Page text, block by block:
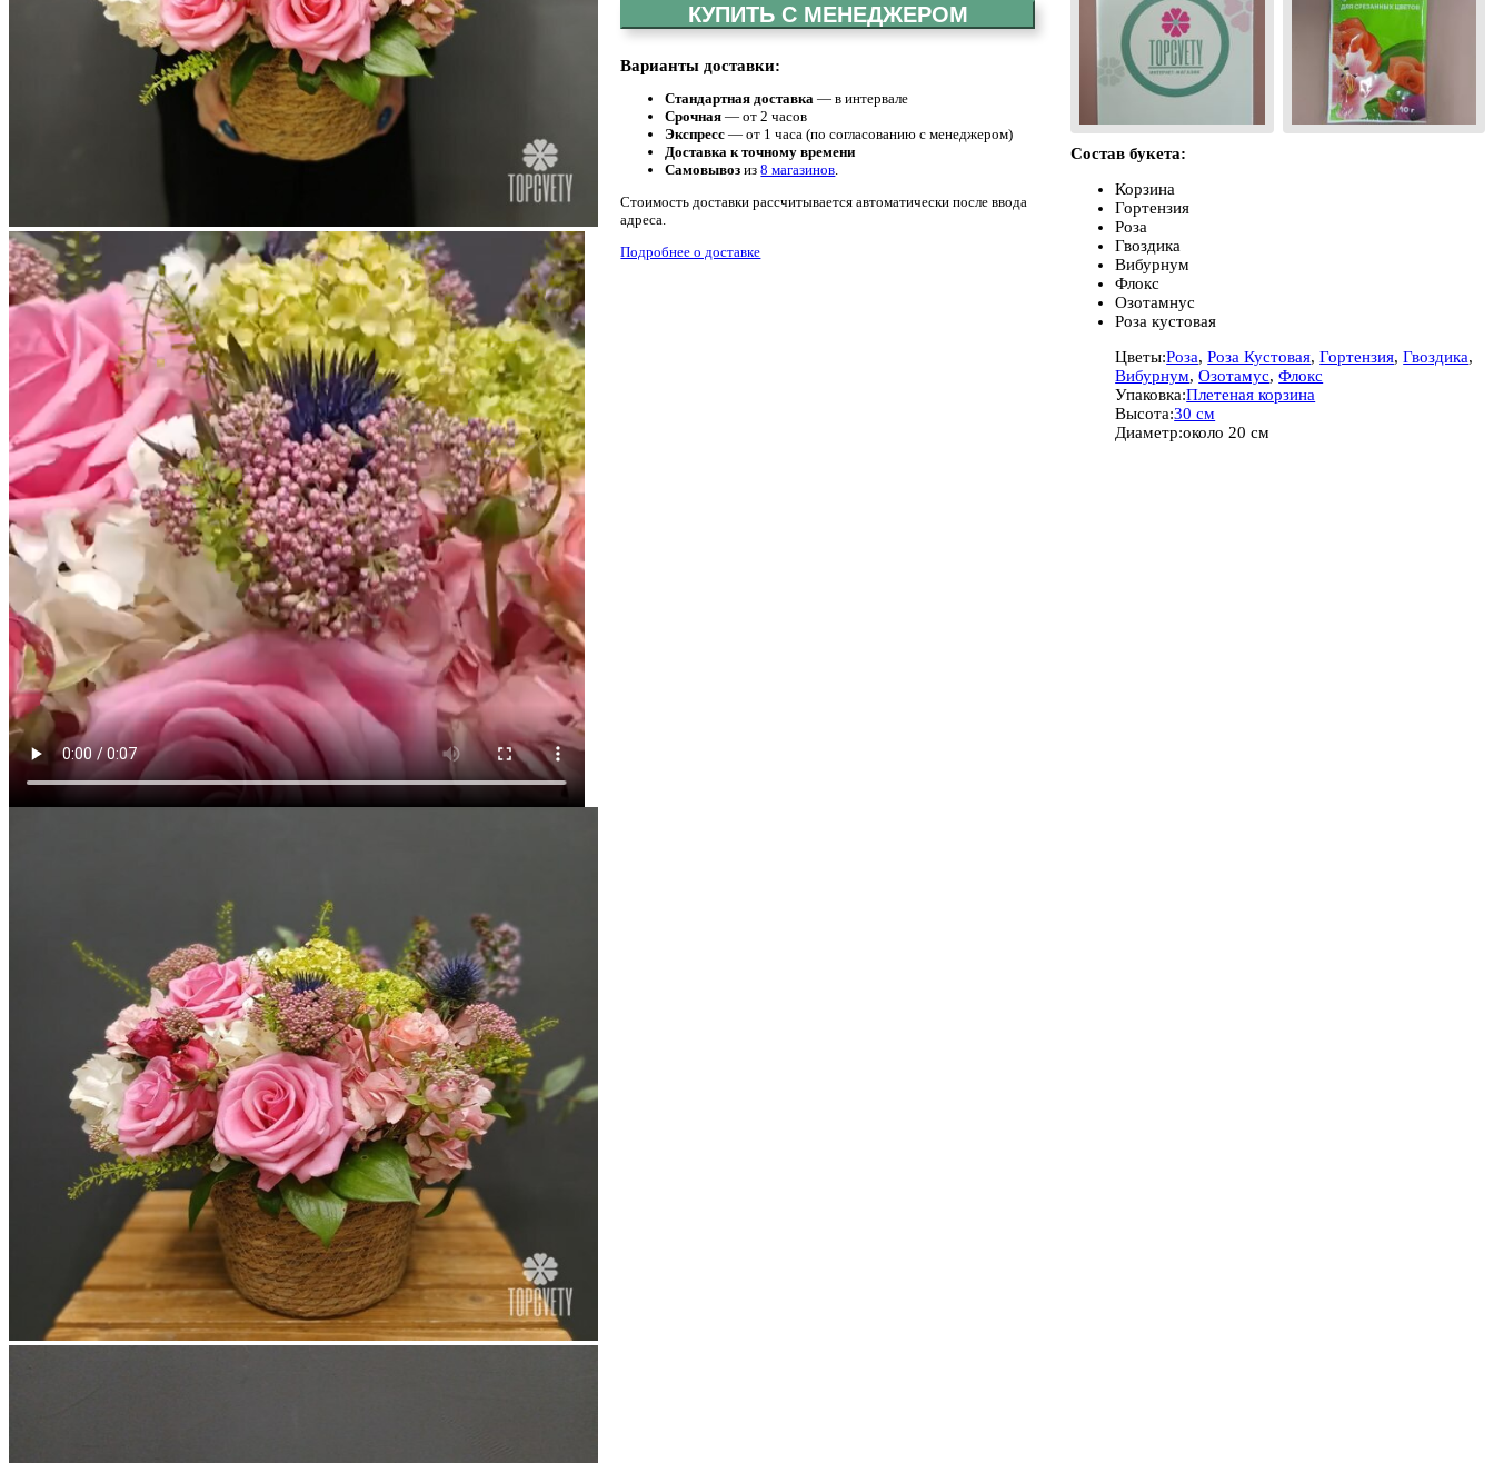
КУПИТЬ С МЕНЕДЖЕРОМ
Варианты доставки:
Стандартная доставка — в интервале
Срочная — от 2 часов
Экспресс — от 1 часа (по согласованию с менеджером)
Доставка к точному времени
Самовывоз из8 магазинов
Стоимость доставки рассчитывается автоматически после ввода
адреса.
Подробнее о доставке
Состав букета:
Корзина
Гортензия
Роза
Гвоздика
Вибурнум
Флокс
Озотамнус
Роза кустовая
Цветы:Роза,Роза Кустовая,Гортензия,Гвоздика,
Вибурнум,Озотамус,Флокс
Упаковка:Плетеная корзина
Высота:30 см
Диаметр:около 20 см